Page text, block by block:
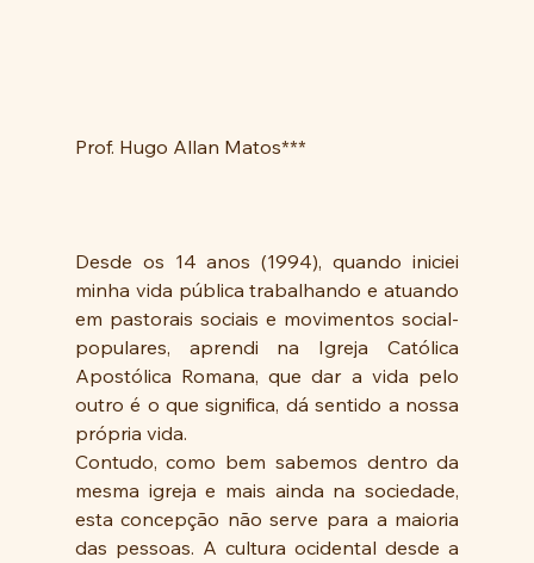
Prof. Hugo Allan Matos***
Desde os 14 anos (1994), quando iniciei
minha vida pública trabalhando e atuando
em pastorais sociais e movimentos social-
populares, aprendi na Igreja Católica
Apostólica Romana, que dar a vida pelo
outro é o que significa, dá sentido a nossa
própria vida.
Contudo, como bem sabemos dentro da
mesma igreja e mais ainda na sociedade,
esta concepção não serve para a maioria
das pessoas. A cultura ocidental desde a